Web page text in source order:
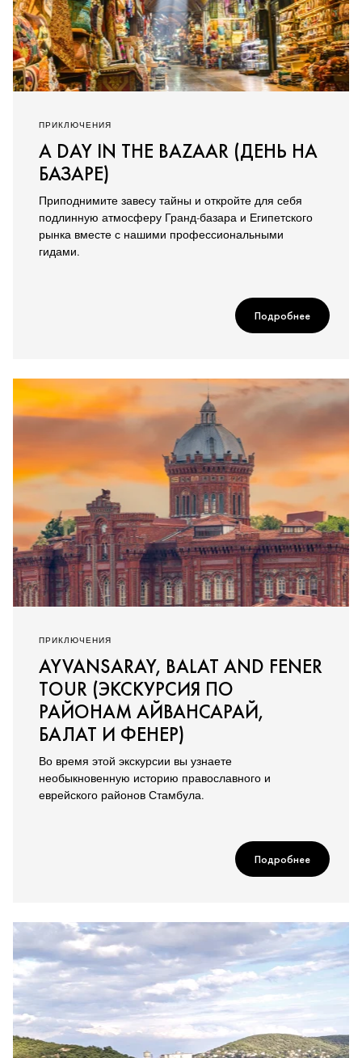
ПРИКЛЮЧЕНИЯ
A DAY IN THE BAZAAR (ДЕНЬ НА
БАЗАРЕ)
Приподнимите завесу тайны и откройте для себя
подлинную атмосферу Гранд-базара и Египетского
рынка вместе с нашими профессиональными
гидами.
Подробнее
ПРИКЛЮЧЕНИЯ
AYVANSARAY, BALAT AND FENER
TOUR (ЭКСКУРСИЯ ПО
РАЙОНАМ АЙВАНСАРАЙ,
БАЛАТ И ФЕНЕР)
Во время этой экскурсии вы узнаете
необыкновенную историю православного и
еврейского районов Стамбула.
Подробнее